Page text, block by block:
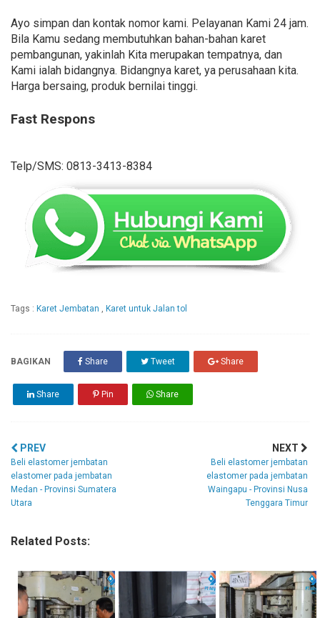
Ayo simpan dan kontak nomor kami. Pelayanan Kami 24 jam.
Bila Kamu sedang membutuhkan bahan-bahan karet
pembangunan, yakinlah Kita merupakan tempatnya, dan
Kami ialah bidangnya. Bidangnya karet, ya perusahaan kita.
Harga bersaing, produk bernilai tinggi.
Fast Respons
Telp/SMS: 0813-3413-8384
Tags : Karet Jembatan , Karet untuk Jalan tol
BAGIKAN Share Tweet Share
Share Pin Share
PREV
Beli elastomer jembatan
elastomer pada jembatan
Medan - Provinsi Sumatera
Utara
NEXT
Beli elastomer jembatan
elastomer pada jembatan
Waingapu - Provinsi Nusa
Tenggara Timur
Related Posts: